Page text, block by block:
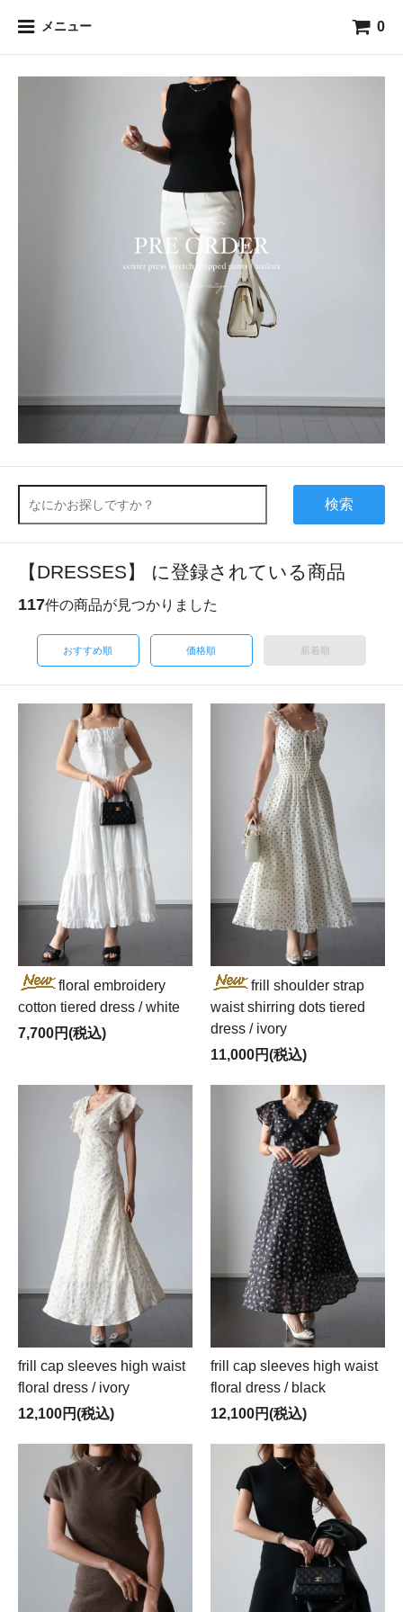
メニュー 0
検索
【DRESSES】 に登録されている商品
117件の商品が見つかりました
おすすめ順 価格順 新着順
floral embroidery
cotton tiered dress / white
7,700円(税込)
frill shoulder strap
waist shirring dots tiered
dress / ivory
11,000円(税込)
frill cap sleeves high waist
floral dress / ivory
12,100円(税込)
frill cap sleeves high waist
floral dress / black
12,100円(税込)